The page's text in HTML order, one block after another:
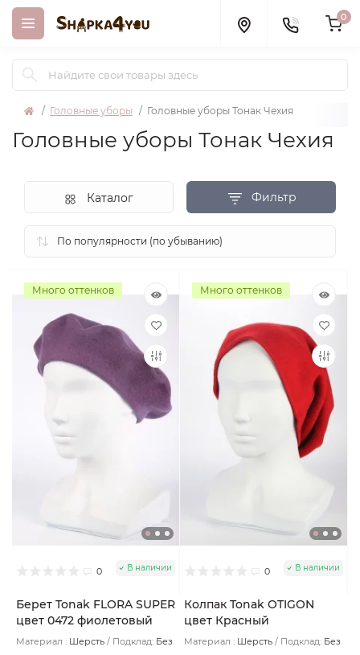
0
Головные уборы Головные уборы Тонак Чехия
Головные уборы Тонак Чехия
Фильтр
Каталог
Много оттенков
0 В наличии
Берет Tonak FLORA SUPER
цвет 0472 фиолетовый
Материал : Шерсть Подклад: Без
Много оттенков
0 В наличии
Колпак Tonak OTIGON
цвет Красный
Материал : Шерсть Подклад: Без